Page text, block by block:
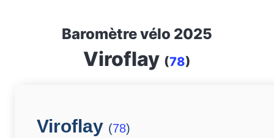
Baromètre vélo 2025
Viroflay (78)
Viroflay (78)